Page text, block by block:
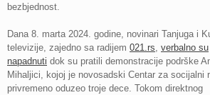
bezbjednost.
Dana 8. marta 2024. godine, novinari Tanjuga i
televizije, zajedno sa radijem 021.rs, verbalno su
napadnuti dok su pratili demonstracije podrške
Mihaljici, kojoj je novosadski Centar za socijalni
privremeno oduzeo troje dece. Tokom direktnog